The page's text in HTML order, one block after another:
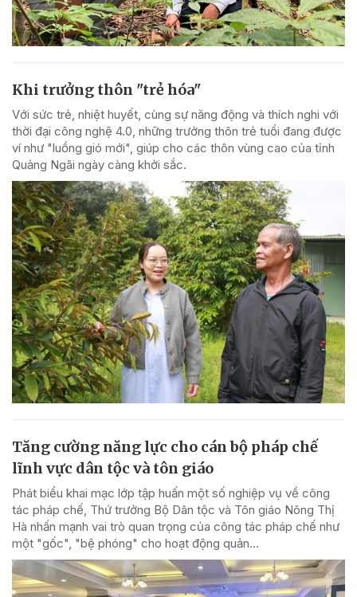
Khi trưởng thôn "trẻ hóa"
Với sức trẻ, nhiệt huyết, cùng sự năng động và thích nghi với
thời đại công nghệ 4.0, những trưởng thôn trẻ tuổi đang được
ví như "luồng gió mới", giúp cho các thôn vùng cao của tỉnh
Quảng Ngãi ngày càng khởi sắc.
Tăng cường năng lực cho cán bộ pháp chế
lĩnh vực dân tộc và tôn giáo
Phát biểu khai mạc lớp tập huấn một số nghiệp vụ về công
tác pháp chế, Thứ trưởng Bộ Dân tộc và Tôn giáo Nông Thị
Hà nhấn mạnh vai trò quan trọng của công tác pháp chế như
một "gốc", "bệ phóng" cho hoạt động quản...